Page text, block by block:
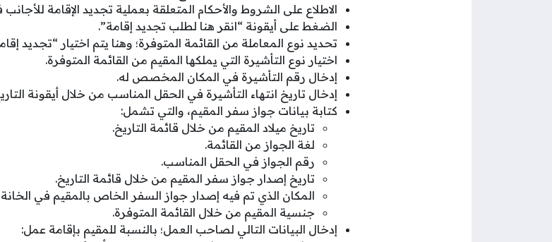
الاطلاع على الشروط والأحكام المتعلقة بعملية تجديد الإقامة
الضغط على أيقونة “انقر هنا لطلب تجديد إقامة”.
تحديد نوع المعاملة من القائمة المتوفرة؛ وهنا يتم اختيار “تجديد
اختيار نوع التأشيرة التي يملكها المقيم من القائمة المتوفرة.
إدخال رقم التأشيرة في المكان المخصص له.
إدخال تاريخ انتهاء التأشيرة في الحقل المناسب من خلال أيقونة
كتابة بيانات جواز سفر المقيم، والتي تشمل:
تاريخ ميلاد المقيم من خلال قائمة التاريخ.
لغة الجواز من القائمة.
رقم الجواز في الحقل المناسب.
تاريخ إصدار جواز سفر المقيم من خلال قائمة التاريخ.
المكان الذي تم فيه إصدار جواز السفر الخاص بالمقيم في
جنسية المقيم من خلال القائمة المتوفرة.
إدخال البيانات التالي لصاحب العمل؛ بالنسبة للمقيم بإقامة عمل: